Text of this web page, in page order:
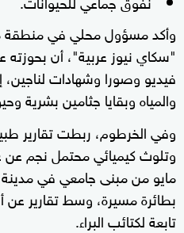
وأكد مسؤول محلي في منطقة
"سكاي نيوز عربية"، أن
فيديو وصورا وشهادات لناجين،
والمياه وبقايا جثامين بشرية
وفي الخرطوم، ربطت تقارير
وتلوث كيميائي محتمل نجم
مايو من مبنى جامعي في
بطائرة مسيرة، وسط تقارير عن
تابعة لكتائب البراء.